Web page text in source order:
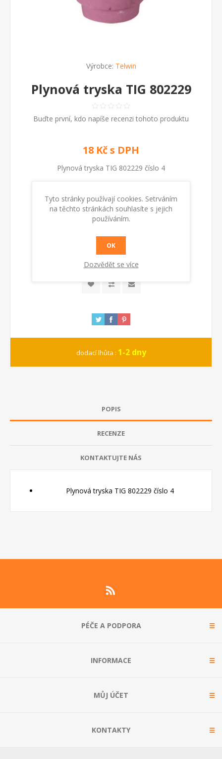
Výrobce: Telwin
Plynová tryska TIG 802229
Buďte první, kdo napíše recenzi tohoto produktu
18 Kč s DPH
Plynová tryska TIG 802229 číslo 4
Kód: 802229
Dostupnost:
dodací lhůta : 1-2 dny
POPIS
RECENZE
KONTAKTUJTE NÁS
Plynová tryska TIG 802229 číslo 4
PÉČE A PODPORA
INFORMACE
MŮJ ÚČET
KONTAKTY
Tyto stránky používají cookies. Setrváním
na těchto stránkách souhlasíte s jejich
používáním.
OK
Dozvědět se více